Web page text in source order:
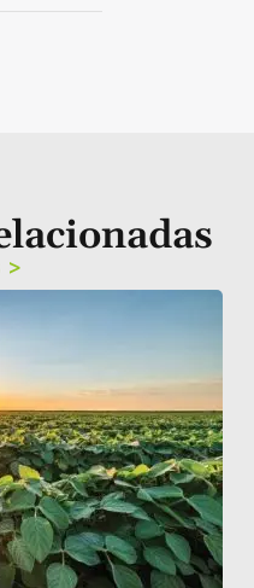
>